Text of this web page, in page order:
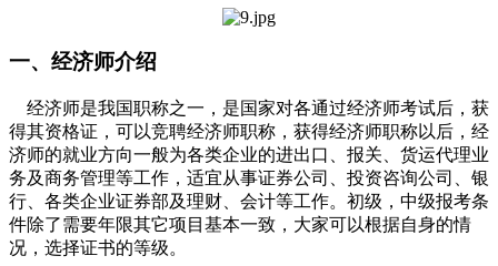
一、经济师介绍
经济师是我国职称之一，是国家对各通过经济师考试后，获
得其资格证，可以竞聘经济师职称，获得经济师职称以后，经
济师的就业方向一般为各类企业的进出口、报关、货运代理业
务及商务管理等工作，适宜从事证券公司、投资咨询公司、银
行、各类企业证券部及理财、会计等工作。初级，中级报考条
件除了需要年限其它项目基本一致，大家可以根据自身的情
况，选择证书的等级。